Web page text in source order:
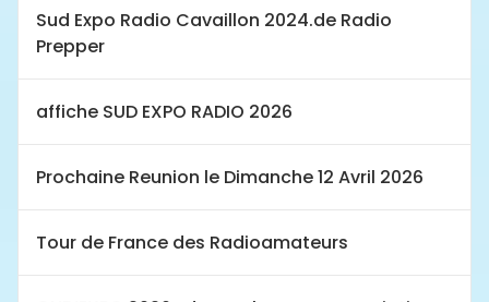
Sud Expo Radio Cavaillon 2024.de Radio
Prepper
affiche SUD EXPO RADIO 2026
Prochaine Reunion le Dimanche 12 Avril 2026
Tour de France des Radioamateurs